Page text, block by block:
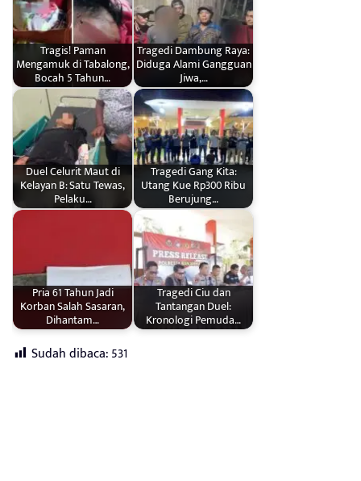
Tragis! Paman
Mengamuk di Tabalong,
Bocah 5 Tahun…
Tragedi Dambung Raya:
Diduga Alami Gangguan
Jiwa,…
Duel Celurit Maut di
Kelayan B: Satu Tewas,
Pelaku…
Tragedi Gang Kita:
Utang Kue Rp300 Ribu
Berujung…
Pria 61 Tahun Jadi
Korban Salah Sasaran,
Dihantam…
Tragedi Ciu dan
Tantangan Duel:
Kronologi Pemuda…
Sudah dibaca:531